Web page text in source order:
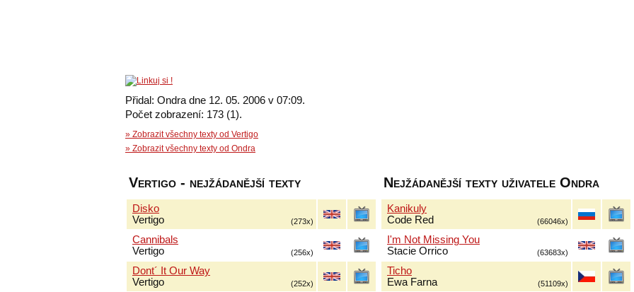
Přidal: Ondra dne 12. 05. 2006 v 07:09.
Počet zobrazení: 173 (1).
» Zobrazit všechny texty od Vertigo
» Zobrazit všechny texty od Ondra
Vertigo - nejžádanější texty
Disko
Vertigo
(273x)
Cannibals
Vertigo
(256x)
Dont´ It Our Way
Vertigo
(252x)
Nejžádanější texty uživatele Ondra
Kanikuly
Code Red
(66046x)
I'm Not Missing You
Stacie Orrico
(63683x)
Ticho
Ewa Farna
(51109x)